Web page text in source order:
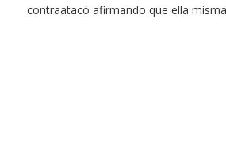
contraatacó afirmando que ella